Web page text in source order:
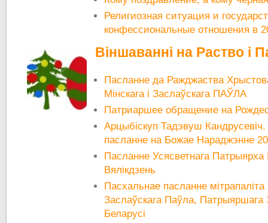
Религиозная ситуация и
конфессиональные отношения в
Віншаванні на Раство і
Пасланне да Ражджаства
Мінскага і Заслаўскага ПАЎЛА
Патриаршее обращение на
Арцыбіскуп Тадэвуш
пасланне на Божае Нараджэнне
Пасланне Усясветнага
Вялікдзень
Пасхальнае пасланне мітрапаліта
Заслаўскага Паўла, Патрыяршага
Беларусі